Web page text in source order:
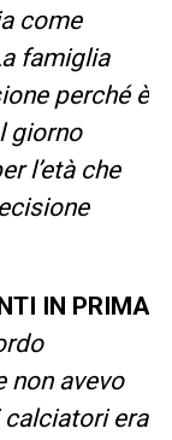
come
famiglia
perché è
giorno
l’età che
IN PRIMA
non avevo
era